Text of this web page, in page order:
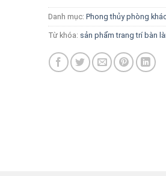
Danh mục: Phong thủy phòng
Từ khóa: sản phẩm trang trí bàn